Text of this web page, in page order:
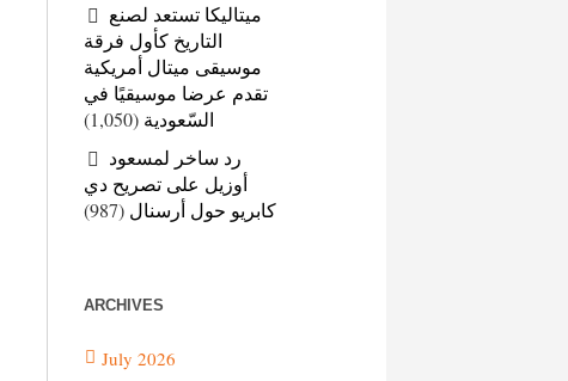
ميتاليكا تستعد لصنع
التاريخ كأول فرقة
موسيقى ميتال أمريكية
تقدم عرضا موسيقيًا في
السّعودية (1,050)
رد ساخر لمسعود
أوزيل على تصريح دي
كابريو حول أرسنال (987)
ARCHIVES
July 2026